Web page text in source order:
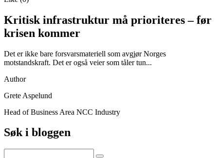
Kritisk infrastruktur må prioriteres – før
krisen kommer
Det er ikke bare forsvarsmateriell som avgjør Norges
motstandskraft. Det er også veier som tåler tun...
Author
Grete Aspelund
Head of Business Area NCC Industry
Søk i bloggen